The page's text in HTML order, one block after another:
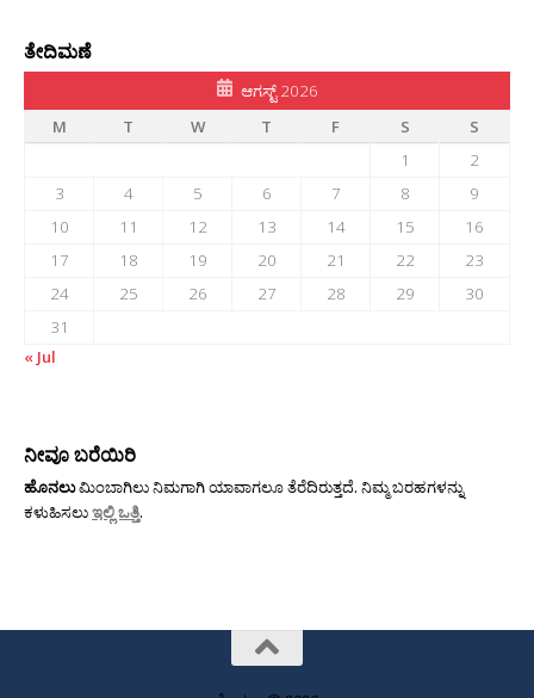
ತೇದಿಮಣೆ
ಆಗಸ್ಟ್ 2026
M
T W T F S
S
1
2
3
4 5 6 7 8
9
10
11 12 13 14 15
16
17
18 19 20 21 22
23
24
25 26 27 28 29
30
31
« Jul
ನೀವೂ ಬರೆಯಿರಿ
ಹೊನಲುಮಿಂಬಾಗಿಲು ನಿಮಗಾಗಿ ಯಾವಾಗಲೂ ತೆರೆದಿರುತ್ತದೆ. ನಿಮ್ಮ ಬರಹಗಳನ್ನು
ಕಳುಹಿಸಲುಇಲ್ಲಿ ಒತ್ತಿ.